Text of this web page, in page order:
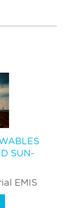
SUN-
EMIS